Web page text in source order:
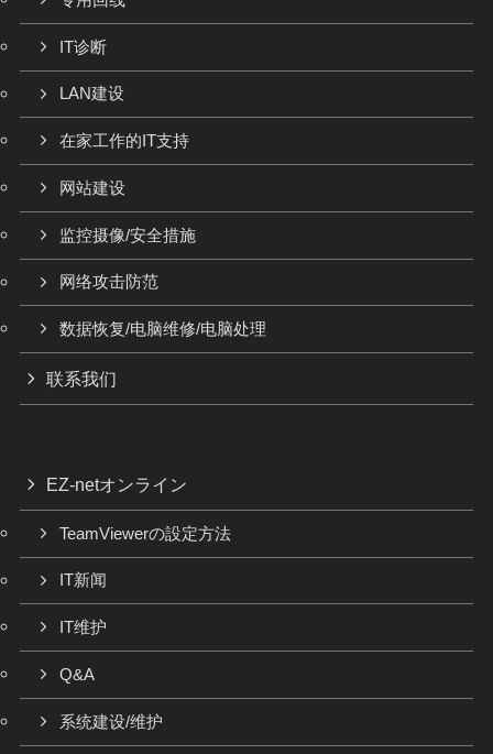
IT诊断
LAN建设
在家工作的IT支持
网站建设
监控摄像/安全措施
网络攻击防范
数据恢复/电脑维修/电脑处理
联系我们
EZ-netオンライン
TeamViewerの設定方法
IT新闻
IT维护
Q&A
系统建设/维护